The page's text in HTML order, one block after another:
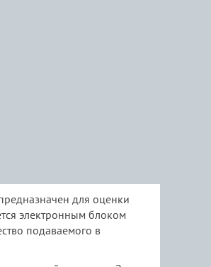
для оценки
электронным блоком
подаваемого в